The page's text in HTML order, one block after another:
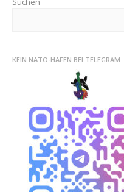
KEIN NATO-HAFEN BEI TELEGRAM